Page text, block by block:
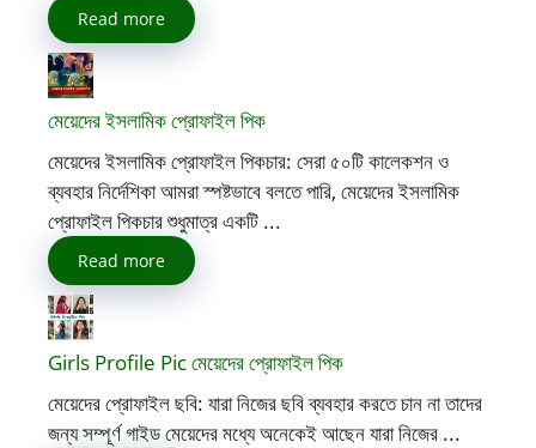
Read more
মেয়েদের ইসলামিক প্রোফাইল পিক
মেয়েদের ইসলামিক প্রোফাইল পিকচার: সেরা ৫০টি কালেকশন ও
ব্যবহার নির্দেশিকা আমরা স্পষ্টভাবে বলতে পারি, মেয়েদের ইসলামিক
প্রোফাইল পিকচার শুধুমাত্র একটি ...
Read more
Girls Profile Pic মেয়েদের প্রোফাইল পিক
মেয়েদের প্রোফাইল ছবি: যারা নিজের ছবি ব্যবহার করতে চান না তাদের
জন্য সম্পূর্ণ গাইড মেয়েদের মধ্যে অনেকেই আছেন যারা নিজের ...